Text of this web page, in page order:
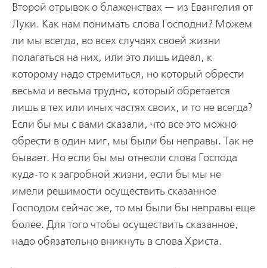
Второй отрывок о блаженствах — из Евангелия от
Луки. Как нам понимать слова Господни? Можем
ли мы всегда, во всех случаях своей жизни
полагаться на них, или это лишь идеал, к
которому надо стремиться, но который обрести
весьма и весьма трудно, который обретается
лишь в тех или иных частях своих, и то не всегда?
Если бы мы с вами сказали, что все это можно
обрести в один миг, мы были бы неправы. Так не
бывает. Но если бы мы отнесли слова Господа
куда-то к загробной жизни, если бы мы не
имели решимости осуществить сказанное
Господом сейчас же, то мы были бы неправы еще
более. Для того чтобы осуществить сказанное,
надо обязательно вникнуть в слова Христа.